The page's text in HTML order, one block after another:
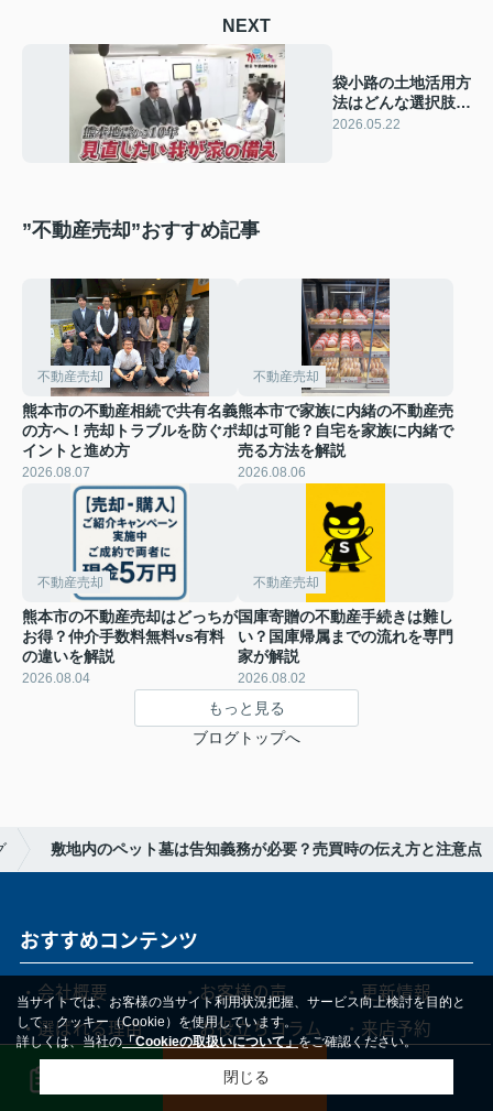
NEXT
袋小路の土地活用方
法はどんな選択肢が
ある？メリットや注
2026.05.22
”不動産売却”おすすめ記事
不動産売却
熊本市の不動産相続で共有名義
の方へ！売却トラブルを防ぐポ
イントと進め方
2026.08.07
不動産売却
熊本市で家族に内緒の不動産売
却は可能？自宅を家族に内緒で
売る方法を解説
2026.08.06
不動産売却
熊本市の不動産売却はどっちが
お得？仲介手数料無料vs有料
の違いを解説
2026.08.04
不動産売却
国庫寄贈の不動産手続きは難し
い？国庫帰属までの流れを専門
家が解説
2026.08.02
もっと見る
ブログトップへ
敷地内のペット墓は告知義務が必要？売買時の伝え方と注意点
おすすめコンテンツ
・会社概要
・選ばれる理由
・売却の流れ
・お客様の声
・お役立ちコラム
・スタッフ紹介
・更新情報
・来店予約
・お問い合わせ
メール
当サイトでは、お客様の当サイト利用状況把握、サービス向上検討を目的と
して、クッキー（Cookie）を使用しています。
詳しくは、当社の「Cookieの取扱いについて」をご確認ください。
閉じる